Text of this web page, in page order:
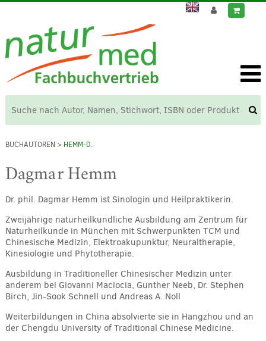
BUCHAUTOREN > HEMM-D.
Dagmar Hemm
Dr. phil. Dagmar Hemm ist Sinologin und Heilpraktikerin.
Zweijährige naturheilkundliche Ausbildung am Zentrum für
Naturheilkunde in München mit Schwerpunkten TCM und
Chinesische Medizin, Elektroakupunktur, Neuraltherapie,
Kinesiologie und Phytotherapie.
Ausbildung in Traditioneller Chinesischer Medizin unter
anderem bei Giovanni Maciocia, Gunther Neeb, Dr. Stephen
Birch, Jin-Sook Schnell und Andreas A. Noll
Weiterbildungen in China absolvierte sie in Hangzhou und an
der Chengdu University of Traditional Chinese Medicine.